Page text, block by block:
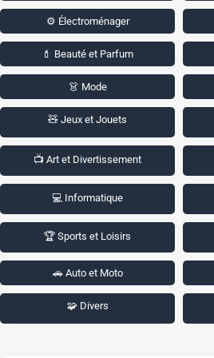
⚙️ Électroménager
💄 Beauté et Parfum
👗 Mode
🧸 Jeux et Jouets
📺 Art et Divertissement
💻 Informatique
🏆 Sports et Loisirs
🚗 Auto et Moto
🧩 Divers